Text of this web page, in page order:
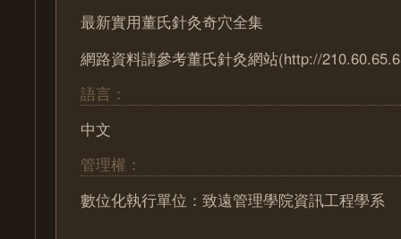
最新實用董氏針灸奇穴全集
網路資料請參考董氏針灸網站(http://
語言：
中文
管理權：
數位化執行單位：致遠管理學院資訊工程學系